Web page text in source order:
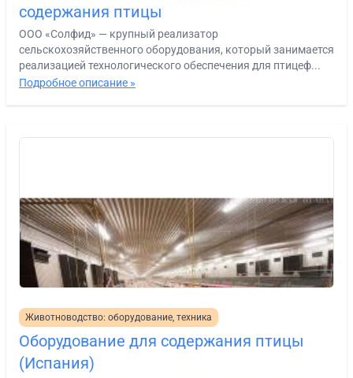
содержания птицы
ООО «Солфид» — крупный реализатор
сельскохозяйственного оборудования, который занимается
реализацией технологического обеспечения для птицеф...
Подробное описание »
Животноводство: оборудование, техника
Оборудование для содержания птицы
(Испания)